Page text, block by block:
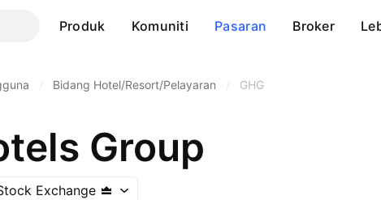
Produk Komuniti Pasaran Broker
Bidang Hotel/Resort/Pelayaran GHG
Group
Exchange